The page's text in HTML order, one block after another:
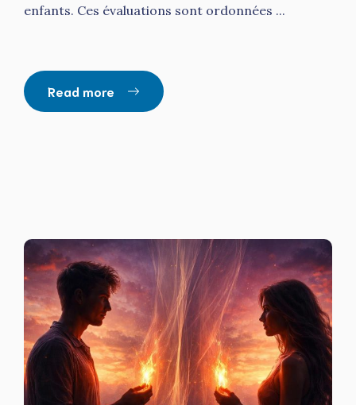
enfants. Ces évaluations sont ordonnées ...
Read more